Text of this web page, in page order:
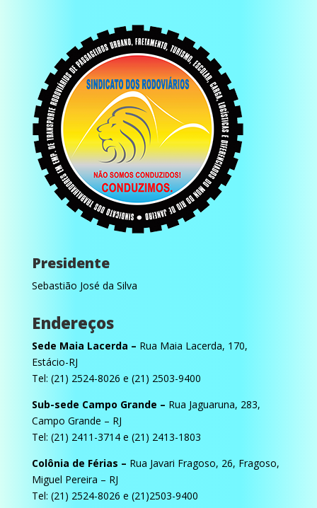
Presidente
Sebastião José da Silva
Endereços
Sede Maia Lacerda – Rua Maia Lacerda, 170,
Estácio-RJ
Tel: (21) 2524-8026 e (21) 2503-9400
Sub-sede Campo Grande – Rua Jaguaruna, 283,
Campo Grande – RJ
Tel: (21) 2411-3714 e (21) 2413-1803
Colônia de Férias – Rua Javari Fragoso, 26, Fragoso,
Miguel Pereira – RJ
Tel: (21) 2524-8026 e (21)2503-9400